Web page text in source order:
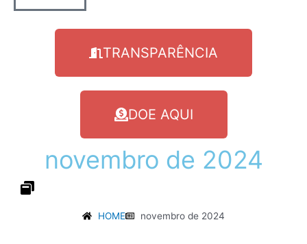
TRANSPARÊNCIA
DOE AQUI
novembro de 2024
HOME novembro de 2024